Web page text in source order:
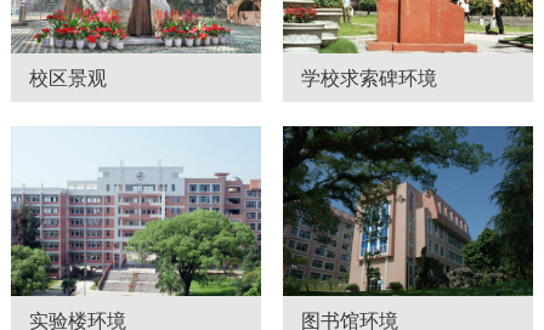
校区景观 学校求索碑环境
实验楼环境 图书馆环境